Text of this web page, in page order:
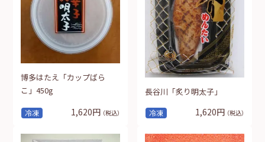
冷凍
博多はたえ「カップばら
こ」450g
1,620円 （税込） 冷凍
長谷川「炙り明太子」
1,620円 （税込）